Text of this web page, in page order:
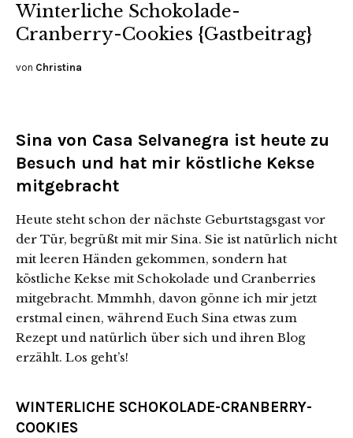
Winterliche Schokolade-
Cranberry-Cookies {Gastbeitrag}
von Christina
Sina von Casa Selvanegra ist heute zu
Besuch und hat mir köstliche Kekse
mitgebracht
Heute steht schon der nächste Geburtstagsgast vor
der Tür, begrüßt mit mir Sina. Sie ist natürlich nicht
mit leeren Händen gekommen, sondern hat
köstliche Kekse mit Schokolade und Cranberries
mitgebracht. Mmmhh, davon gönne ich mir jetzt
erstmal einen, während Euch Sina etwas zum
Rezept und natürlich über sich und ihren Blog
erzählt. Los geht’s!
WINTERLICHE SCHOKOLADE-CRANBERRY-
COOKIES